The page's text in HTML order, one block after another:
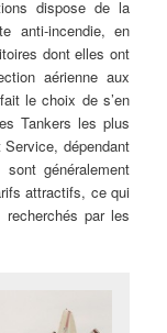
dispose de la
anti-incendie, en
dont elles ont
aérienne aux
le choix de s’en
Tankers les plus
Service, dépendant
généralement
attractifs, ce qui
par les